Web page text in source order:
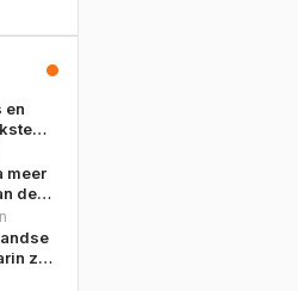
en
meer
de
ze